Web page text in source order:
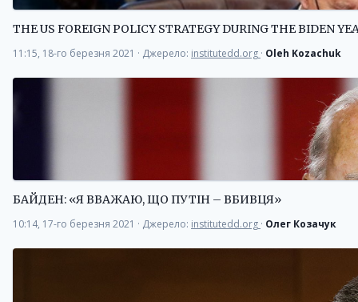
THE US FOREIGN POLICY STRATEGY DURING THE BIDEN
11:15, 18-го березня 2021 · Джерело: institutedd.org · Oleh Kozachuk
БАЙДЕН: «Я ВВАЖАЮ, ЩО ПУТІН – ВБИВЦЯ»
10:14, 17-го березня 2021 · Джерело: institutedd.org · Олег Козачук